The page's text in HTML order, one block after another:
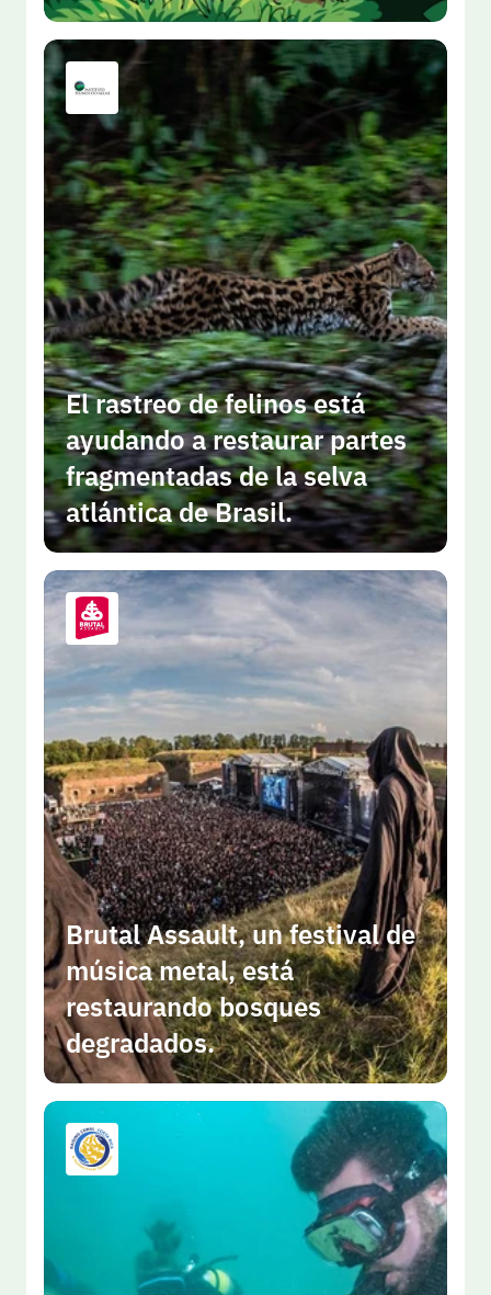
El rastreo de felinos está
ayudando a restaurar partes
fragmentadas de la selva
atlántica de Brasil.
Brutal Assault, un festival de
música metal, está
restaurando bosques
degradados.